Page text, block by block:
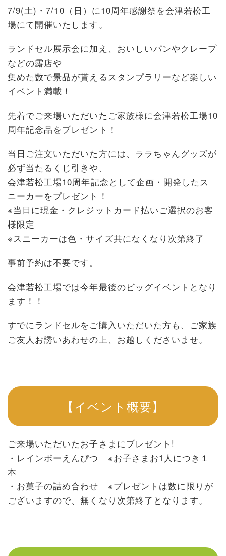
7/9(土)・7/10（日）に10周年感謝祭を会津若松工
場にて開催いたします。
ランドセル展示会に加え、おいしいパンやクレープ
などの露店や
集めた数で景品が貰えるスタンプラリーなど楽しい
イベント満載！
先着でご来場いただいたご家族様に会津若松工場10
周年記念品をプレゼント！
当日ご注文いただいた方には、ララちゃんグッズが
必ず当たるくじ引きや、
会津若松工場10周年記念として企画・開発したス
ニーカーをプレゼント！
※当日に現金・クレジットカード払いご選択のお客
様限定
※スニーカーは色・サイズ共になくなり次第終了
事前予約は不要です。
会津若松工場では今年最後のビッグイベントとなり
ます！！
すでにランドセルをご購入いただいた方も、ご家族
ご友人お誘いあわせの上、お越しくださいませ。
【イベント概要】
ご来場いただいたお子さまにプレゼント!
・レインボーえんぴつ ※お子さまお1人につき１
本
・お菓子の詰め合わせ ※プレゼントは数に限りが
ございますので、無くなり次第終了となります。